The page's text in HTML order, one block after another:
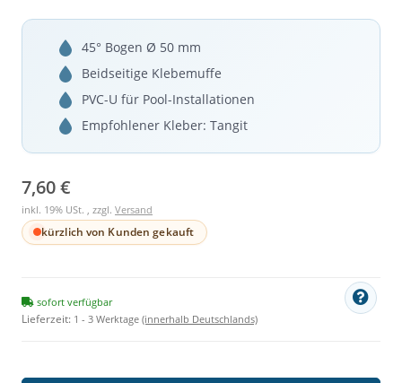
45° Bogen Ø 50 mm
Beidseitige Klebemuffe
PVC-U für Pool-Installationen
Empfohlener Kleber: Tangit
7,60 €
inkl. 19% USt. , zzgl. Versand
kürzlich von Kunden gekauft
sofort verfügbar
Lieferzeit: 1 - 3 Werktage (innerhalb Deutschlands)